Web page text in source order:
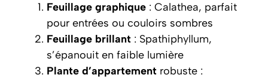
Feuillage graphique : Calathea, parfait
pour entrées ou couloirs sombres
Feuillage brillant : Spathiphyllum,
s’épanouit en faible lumière
Plante d’appartement robuste :